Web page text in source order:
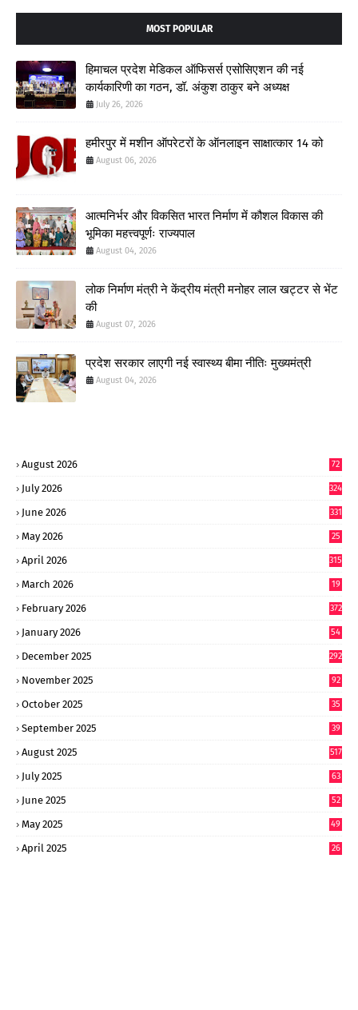
MOST POPULAR
हिमाचल प्रदेश मेडिकल ऑफिसर्स एसोसिएशन की नई
कार्यकारिणी का गठन, डॉ. अंकुश ठाकुर बने अध्यक्ष
July 26, 2026
हमीरपुर में मशीन ऑपरेटरों के ऑनलाइन साक्षात्कार 14 को
August 06, 2026
आत्मनिर्भर और विकसित भारत निर्माण में कौशल विकास की
भूमिका महत्त्वपूर्णः राज्यपाल
August 04, 2026
लोक निर्माण मंत्री ने केंद्रीय मंत्री मनोहर लाल खट्टर से भेंट
की
August 07, 2026
प्रदेश सरकार लाएगी नई स्वास्थ्य बीमा नीतिः मुख्यमंत्री
August 04, 2026
August 2026 72
July 2026 324
June 2026 331
May 2026
25
April 2026 315
March 2026
19
February 2026 372
January 2026
54
December 2025 292
November 2025 92
October 2025 35
September 2025
39
August 2025 517
July 2025
63
June 2025
52
May 2025
49
April 2025 26